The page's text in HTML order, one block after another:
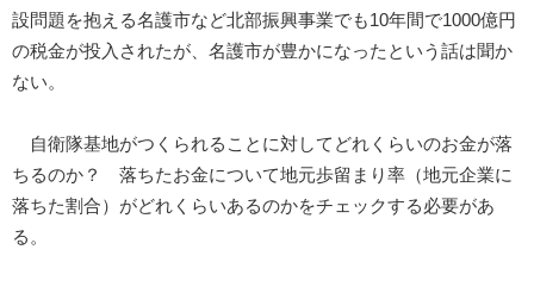
設問題を抱える名護市など北部振興事業でも10年間で1000億円
の税金が投入されたが、名護市が豊かになったという話は聞か
ない。
自衛隊基地がつくられることに対してどれくらいのお金が落
ちるのか？ 落ちたお金について地元歩留まり率（地元企業に
落ちた割合）がどれくらいあるのかをチェックする必要があ
る。